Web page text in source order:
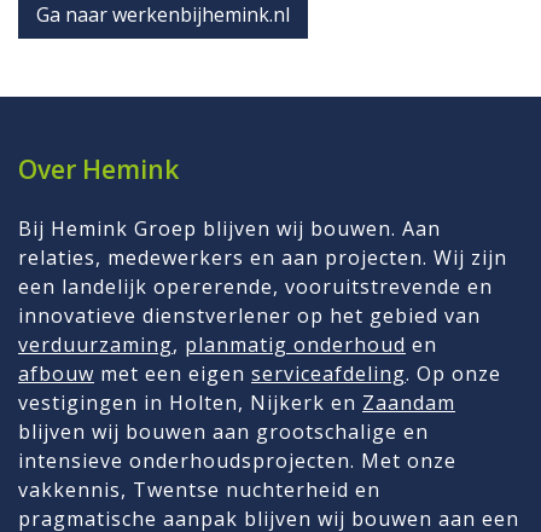
Ga naar werkenbijhemink.nl
Over Hemink
Bij Hemink Groep blijven wij bouwen. Aan
relaties, medewerkers en aan projecten. Wij zijn
een landelijk opererende, vooruitstrevende en
innovatieve dienstverlener op het gebied van
verduurzaming, planmatig onderhoud en
afbouw met een eigen serviceafdeling. Op onze
vestigingen in Holten, Nijkerk en Zaandam
blijven wij bouwen aan grootschalige en
intensieve onderhoudsprojecten. Met onze
vakkennis, Twentse nuchterheid en
pragmatische aanpak blijven wij bouwen aan een